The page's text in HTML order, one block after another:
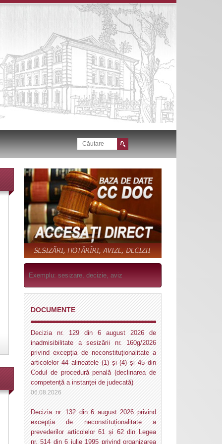
DOCUMENTE
Decizia nr. 129 din 6 august 2026 de
inadmisibilitate a sesizării nr. 160g/2026
privind excepția de neconstituționalitate a
articolelor 44 alineatele (1) și (4) și 45 din
Codul de procedură penală (declinarea de
competență a instanţei de judecată)
06.08.2026
Decizia nr. 132 din 6 august 2026 privind
excepția de neconstituționalitate a
prevederilor articolelor 61 și 62 din Legea
nr. 514 din 6 iulie 1995 privind organizarea